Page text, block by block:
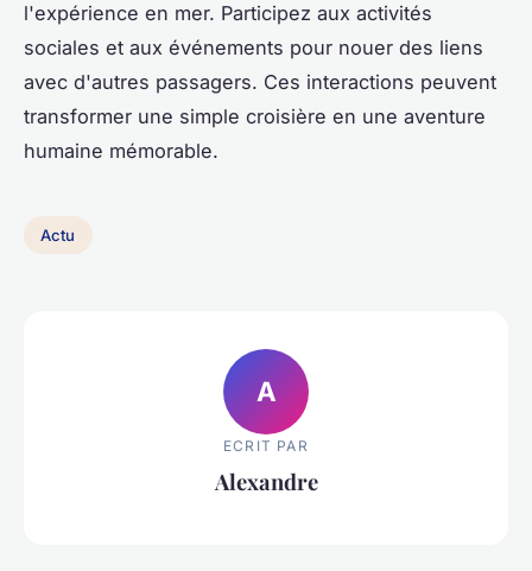
l'expérience en mer. Participez aux activités
sociales et aux événements pour nouer des liens
avec d'autres passagers. Ces interactions peuvent
transformer une simple croisière en une aventure
humaine mémorable.
Actu
A
ECRIT PAR
Alexandre